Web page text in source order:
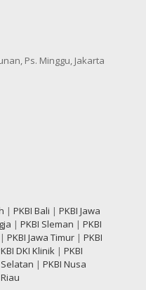
Ps. Minggu, Jakarta
| PKBI Bali | PKBI Jawa
| PKBI Sleman | PKBI
| PKBI Jawa Timur| PKBI
DKI Klinik | PKBI
| PKBI Nusa